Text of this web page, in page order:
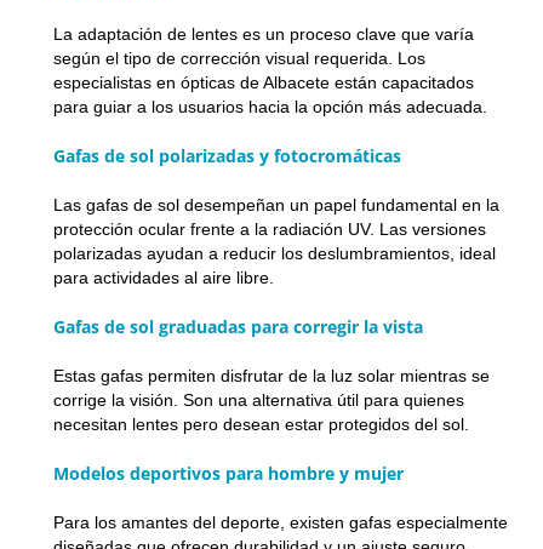
La adaptación de lentes es un proceso clave que varía
según el tipo de corrección visual requerida. Los
especialistas en ópticas de Albacete están capacitados
para guiar a los usuarios hacia la opción más adecuada.
Gafas de sol polarizadas y fotocromáticas
Las gafas de sol desempeñan un papel fundamental en la
protección ocular frente a la radiación UV. Las versiones
polarizadas ayudan a reducir los deslumbramientos, ideal
para actividades al aire libre.
Gafas de sol graduadas para corregir la vista
Estas gafas permiten disfrutar de la luz solar mientras se
corrige la visión. Son una alternativa útil para quienes
necesitan lentes pero desean estar protegidos del sol.
Modelos deportivos para hombre y mujer
Para los amantes del deporte, existen gafas especialmente